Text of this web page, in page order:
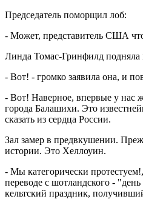
Председатель поморщил лоб:
- Может, представитель США
Линда Томас-Гринфилд подняла
- Вот! - громко заявила она, и
- Вот! Наверное, впервые у нас
города Балашихи. Это
сказать из сердца России.
Зал замер в предвкушении.
истории. Это Хеллоуин.
- Мы категорически
переводе с шотландского -
кельтский праздник,